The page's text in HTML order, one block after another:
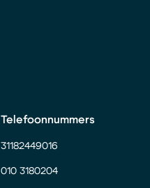
Telefoonnummers
31182449016
010 3180204